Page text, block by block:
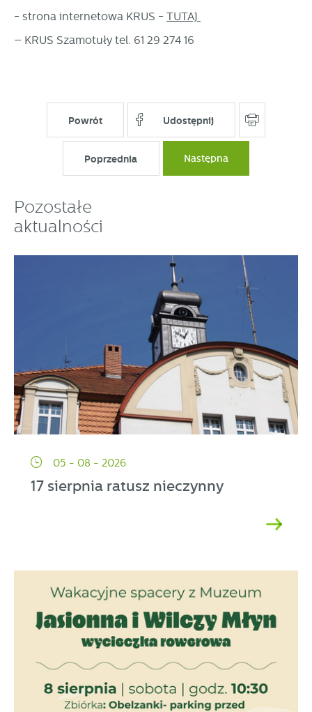
- strona internetowa KRUS - TUTAJ
– KRUS Szamotuły tel. 61 29 274 16
Powrót Udostępnij
Poprzednia Następna
Pozostałe
aktualności
05 - 08 - 2026
17 sierpnia ratusz nieczynny